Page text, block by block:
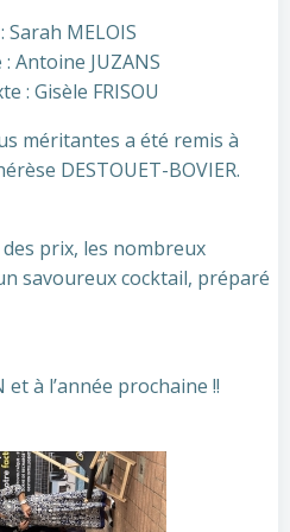
MELOIS
Antoine JUZANS
: Gisèle FRISOU
méritantes a été remis à
DESTOUET-BOVIER.
prix, les nombreux
savoureux cocktail, préparé
et à l’année prochaine !!